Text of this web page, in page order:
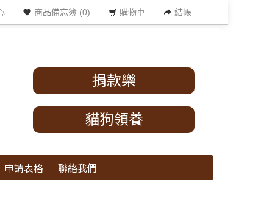
商品備忘簿 (0) 購物車 結帳
捐款樂
貓狗領養
申請表格 聯絡我們